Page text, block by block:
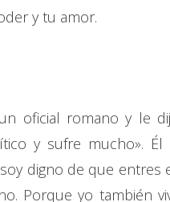
y tu amor.
oficial romano y le
y sufre mucho». Él
digno de que entres
Porque yo también